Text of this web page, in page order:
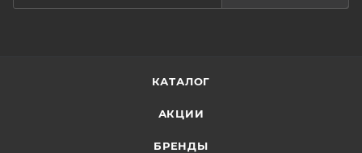
КАТАЛОГ
АКЦИИ
БРЕНДЫ